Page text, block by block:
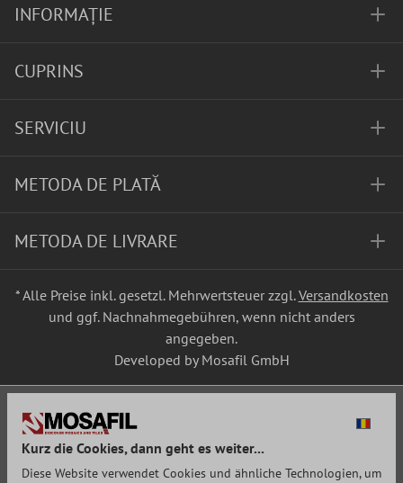
INFORMAȚIE
CUPRINS
SERVICIU
METODA DE PLATĂ
METODA DE LIVRARE
* Alle Preise inkl. gesetzl. Mehrwertsteuer zzgl.Versandkosten
und ggf. Nachnahmegebühren, wenn nicht anders
angegeben.
Developed by Mosafil GmbH
Kurz die Cookies, dann geht es weiter...
Diese Website verwendet Cookies und ähnliche Technologien, um